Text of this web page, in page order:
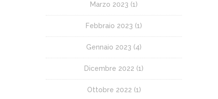
Marzo 2023 (1)
Febbraio 2023 (1)
Gennaio 2023 (4)
Dicembre 2022 (1)
Ottobre 2022 (1)